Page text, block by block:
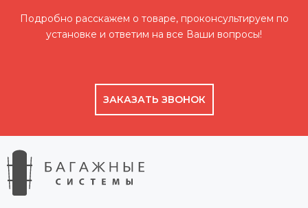
Подробно расскажем о товаре, проконсультируем по
установке и ответим на все Ваши вопросы!
ЗАКАЗАТЬ ЗВОНОК